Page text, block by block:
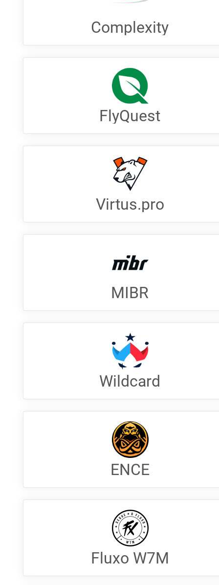
Complexity
FlyQuest
Virtus.pro
MIBR
Wildcard
ENCE
Fluxo W7M